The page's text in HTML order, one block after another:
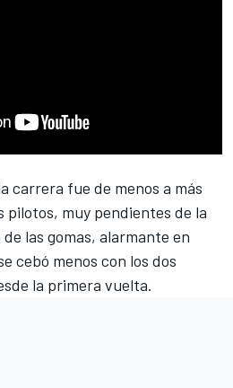
carrera fue de menos a más
pilotos, muy pendientes de la
las gomas, alarmante en
cebó menos con los dos
la primera vuelta.